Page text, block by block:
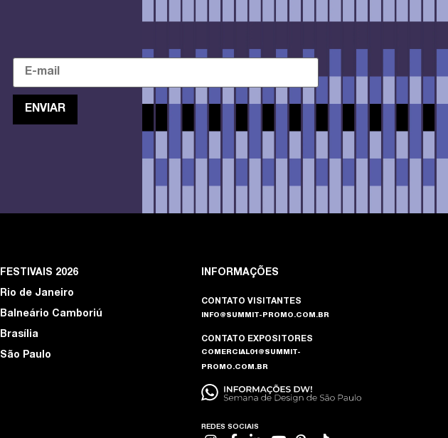
FESTIVAIS 2026
Rio de Janeiro
Balneário Camboriú
Brasília
São Paulo
INFORMAÇÕES
CONTATO VISITANTES
INFO@SUMMIT-PROMO.COM.BR
CONTATO EXPOSITORES
COMERCIAL01@SUMMIT-
PROMO.COM.BR
REDES SOCIAIS